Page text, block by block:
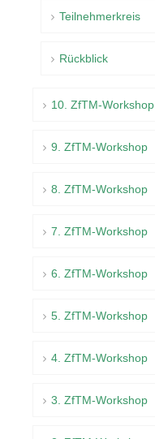
Teilnehmerkreis
Rückblick
10. ZfTM-Workshop
9. ZfTM-Workshop
8. ZfTM-Workshop
7. ZfTM-Workshop
6. ZfTM-Workshop
5. ZfTM-Workshop
4. ZfTM-Workshop
3. ZfTM-Workshop